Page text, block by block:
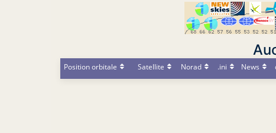
Position orbitale Satellite Norad .ini News